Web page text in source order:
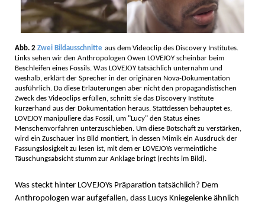
Abb. 2 Zwei Bildausschnitte aus dem Videoclip des Discovery Institutes.
Links sehen wir den Anthropologen Owen LOVEJOY scheinbar beim
Beschleifen eines Fossils. Was LOVEJOY tatsächlich unternahm und
weshalb, erklärt der Sprecher in der originären Nova-Dokumentation
ausführlich. Da diese Erläuterungen aber nicht den propagandistischen
Zweck des Videoclips erfüllen, schnitt sie das Discovery Institute
kurzerhand aus der Dokumentation heraus. Stattdessen behauptet es,
LOVEJOY manipuliere das Fossil, um "Lucy" den Status eines
Menschenvorfahren unterzuschieben. Um diese Botschaft zu verstärken,
wird ein Zuschauer ins Bild montiert, in dessen Mimik ein Ausdruck der
Fassungslosigkeit zu lesen ist, mit dem er LOVEJOYs vermeintliche
Täuschungsabsicht stumm zur Anklage bringt (rechts im Bild).
Was steckt hinter LOVEJOYs Präparation tatsächlich? Dem
Anthropologen war aufgefallen, dass Lucys Kniegelenke ähnlich